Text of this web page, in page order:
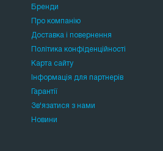
Бренди
Про компанію
Доставка і повернення
Політика конфіденційності
Карта сайту
Інформація для партнерів
Гарантії
Зв'язатися з нами
Новини